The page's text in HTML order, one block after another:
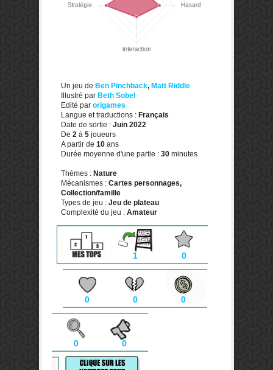
Un jeu de Ben Pinchback, Matt Riddle
Illustré par Beth Sobel
Edité par origames
Langue et traductions : Français
Date de sortie : Juin 2022
De 2 à 5 joueurs
A partir de 10 ans
Durée moyenne d'une partie : 30 minutes
Thèmes : Nature
Mécanismes : Cartes personnages,
Collection/famille
Types de jeu : Jeu de plateau
Complexité du jeu : Amateur
1 0
0 0 0
0 0